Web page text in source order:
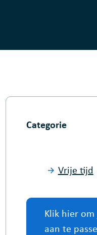
Categorie
Vrije tijd
Klik hier om
aan te